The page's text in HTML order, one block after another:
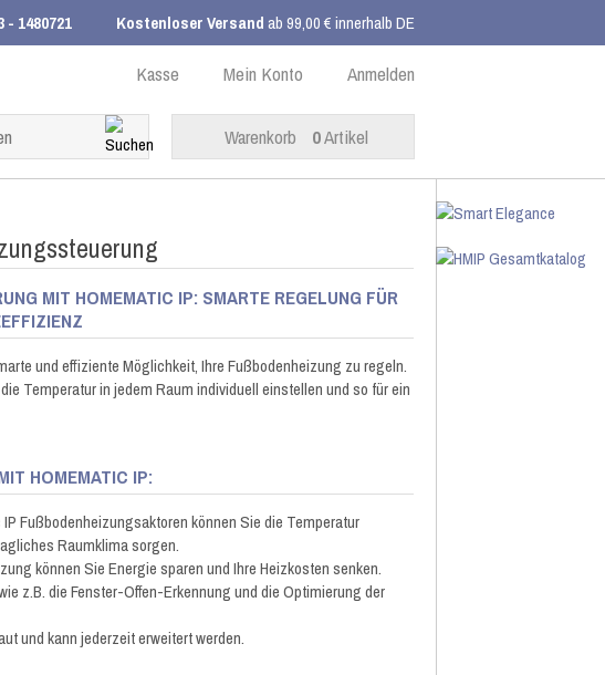
- 1480721 Kostenloser Versandab 99,00 € innerhalb DE
Anmelden
Mein Konto
Kasse
Warenkorb 0Artikel
MIT HOMEMATIC IP: SMARTE REGELUNG FÜR M
und effiziente Möglichkeit, Ihre Fußbodenheizung zu regeln.
Temperatur in jedem Raum individuell einstellen und so für ein
HOMEMATIC IP:
Fußbodenheizungsaktoren können Sie die Temperatur
Raumklima sorgen.
können Sie Energie sparen und Ihre Heizkosten senken.
z.B. die Fenster-Offen-Erkennung und die Optimierung der
und kann jederzeit erweitert werden.